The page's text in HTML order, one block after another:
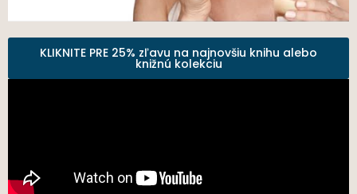
KLIKNITE PRE 25% zľavu na najnovšiu knihu alebo
knižnú kolekciu